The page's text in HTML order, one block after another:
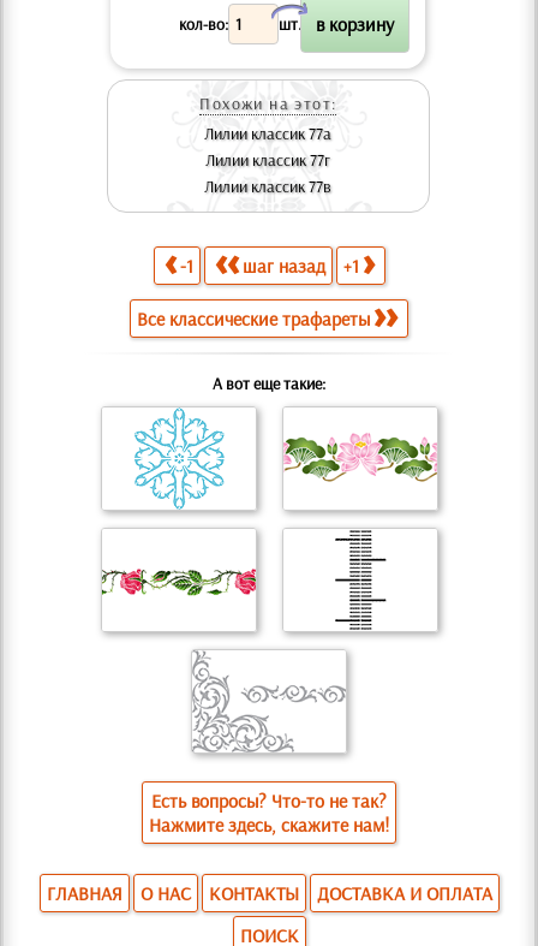
кол-во: шт.
X
Похожи на этот:
Лилии классик 77а
Лилии классик 77г
Лилии классик 77в
-1 шаг назад +1
Все классические трафареты
А вот еще такие:
Есть вопросы? Что-то не так?
Нажмите здесь, скажите нам!
ГЛАВНАЯ О НАС КОНТАКТЫ
ДОСТАВКА И ОПЛАТА
ПОИСК